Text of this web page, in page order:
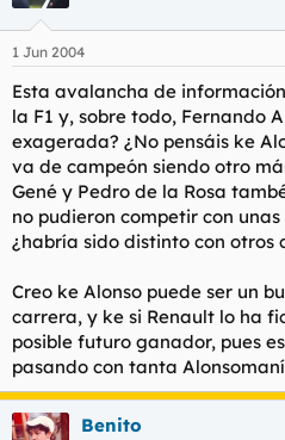
a
d
o
d
e
l
t
e
a
e
i
c
i
o
1 Jun 2004
Esta avalancha de
la F1 y, sobre todo, Fernando
exagerada? ¿No pensáis ke
va de campeón siendo otro
Gené y Pedro de la Rosa
no pudieron competir con
¿habría sido distinto con otros
Creo ke Alonso puede ser un
carrera, y ke si Renault lo ha
posible futuro ganador, pues
pasando con tanta
Benito